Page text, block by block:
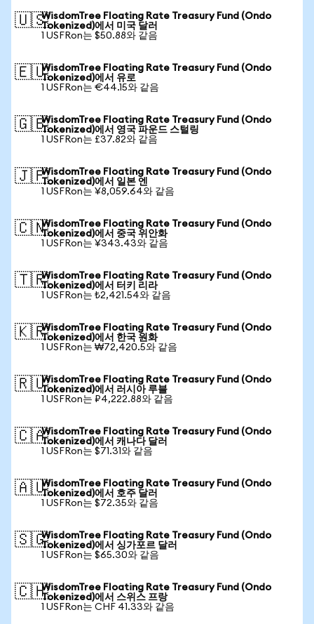
🇺🇸WisdomTree Floating Rate Treasury Fund (Ondo
Tokenized)에서 미국 달러
1 USFRon는 $50.88와 같음
🇪🇺WisdomTree Floating Rate Treasury Fund (Ondo
Tokenized)에서 유로
1 USFRon는 €44.15와 같음
🇬🇧WisdomTree Floating Rate Treasury Fund (Ondo
Tokenized)에서 영국 파운드 스털링
1 USFRon는 £37.82와 같음
🇯🇵WisdomTree Floating Rate Treasury Fund (Ondo
Tokenized)에서 일본 엔
1 USFRon는 ¥8,059.64와 같음
🇨🇳WisdomTree Floating Rate Treasury Fund (Ondo
Tokenized)에서 중국 위안화
1 USFRon는 ¥343.43와 같음
🇹🇷WisdomTree Floating Rate Treasury Fund (Ondo
Tokenized)에서 터키 리라
1 USFRon는 ₺2,421.54와 같음
🇰🇷WisdomTree Floating Rate Treasury Fund (Ondo
Tokenized)에서 한국 원화
1 USFRon는 ₩72,420.5와 같음
🇷🇺WisdomTree Floating Rate Treasury Fund (Ondo
Tokenized)에서 러시아 루블
1 USFRon는 ₽4,222.88와 같음
🇨🇦WisdomTree Floating Rate Treasury Fund (Ondo
Tokenized)에서 캐나다 달러
1 USFRon는 $71.31와 같음
🇦🇺WisdomTree Floating Rate Treasury Fund (Ondo
Tokenized)에서 호주 달러
1 USFRon는 $72.35와 같음
🇸🇬WisdomTree Floating Rate Treasury Fund (Ondo
Tokenized)에서 싱가포르 달러
1 USFRon는 $65.30와 같음
🇨🇭WisdomTree Floating Rate Treasury Fund (Ondo
Tokenized)에서 스위스 프랑
1 USFRon는 CHF 41.33와 같음